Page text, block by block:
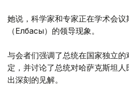
她说，科学家和专家正在学术会议
（Елбасы）的领导现象。
与会者们强调了总统在国家独立
定，并讨论了总统对哈萨克斯坦
出深刻的见解。